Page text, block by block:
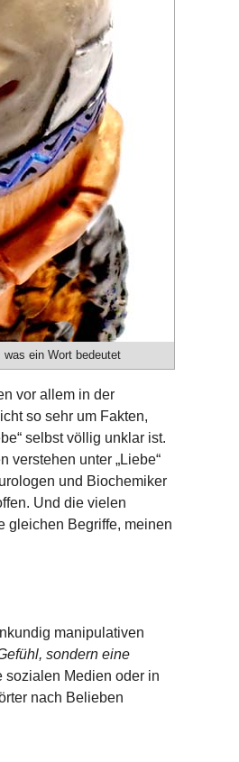
was ein Wort bedeutet
vor allem in der
so sehr um Fakten,
selbst völlig unklar ist.
verstehen unter „Liebe“
und Biochemiker
Und die vielen
gleichen Begriffe, meinen
manipulativen
sondern eine
sozialen Medien oder in
nach Belieben